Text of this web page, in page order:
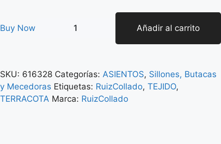
Buy Now Añadir al carrito
SKU: 616328 Categorías: ASIENTOS, Sillones, Butacas
y Mecedoras Etiquetas: RuizCollado, TEJIDO,
TERRACOTA Marca: RuizCollado